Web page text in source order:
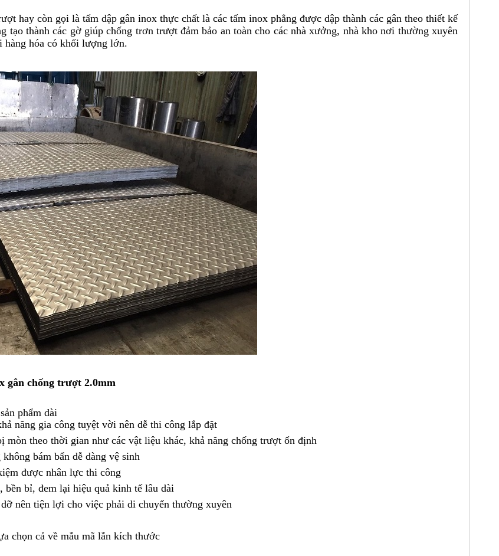
hay còn gọi là tấm dập gân inox thực chất là các tấm inox phẳng được dập thành các gân theo thiết kế
tạo thành các gờ giúp chống trơn trượt đảm bảo an toàn cho các nhà xưởng, nhà kho nơi thường xuyên
hàng hóa có khối lượng lớn.
gân chống trượt 2.0mm
phẩm dài
năng gia công tuyệt vời nên dễ thi công lắp đặt
mòn theo thời gian như các vật liệu khác, khả năng chống trượt ổn định
bám bẩn dễ dàng vệ sinh
được nhân lực thi công
bền bỉ, đem lại hiệu quả kinh tế lâu dài
nên tiện lợi cho việc phải di chuyển thường xuyên
chọn cả về mẫu mã lẫn kích thước